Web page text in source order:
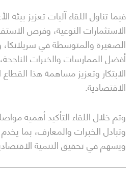
فيما تناول اللقاء آليات تعزيز بيئة
الاستثمارات النوعية، وفرص
الصغيرة والمتوسطة في
أفضل الممارسات والخبرات
الابتكار وتعزيز مساهمة هذا
الاقتصادية.
وتم خلال اللقاء التأكيد أهمية
وتبادل الخبرات والمعارف، بما
ويسهم في تحقيق التنمية